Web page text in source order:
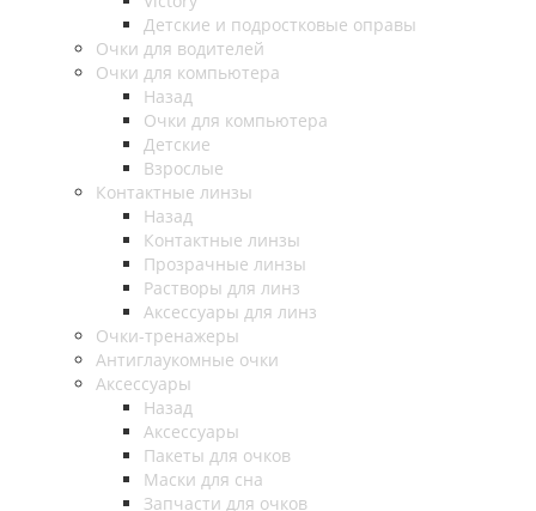
Детские и подростковые оправы
Очки для водителей
Очки для компьютера
Назад
Очки для компьютера
Детские
Взрослые
Контактные линзы
Назад
Контактные линзы
Прозрачные линзы
Растворы для линз
Аксессуары для линз
Очки-тренажеры
Антиглаукомные очки
Аксессуары
Назад
Аксессуары
Пакеты для очков
Маски для сна
Запчасти для очков